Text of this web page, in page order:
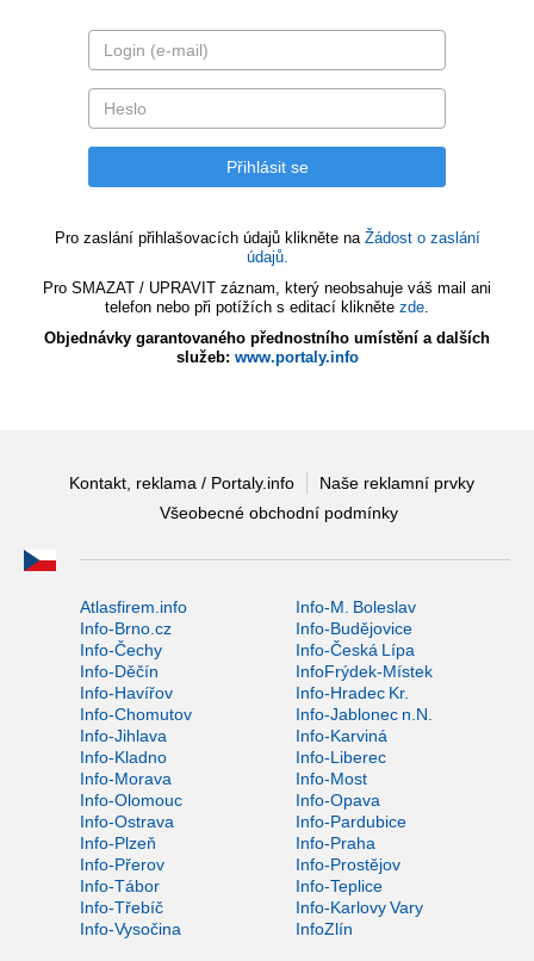
Pro zaslání přihlašovacích údajů klikněte na Žádost o zaslání
údajů.
Pro SMAZAT / UPRAVIT záznam, který neobsahuje váš mail ani
telefon nebo při potížích s editací klikněte zde.
Objednávky garantovaného přednostního umístění a dalších
služeb: www.portaly.info
Kontakt, reklama / Portaly.info
Naše reklamní prvky
Všeobecné obchodní podmínky
Atlasfirem.info
Info-M. Boleslav
Info-Brno.cz
Info-Budějovice
Info-Čechy
Info-Česká Lípa
Info-Děčín
InfoFrýdek-Místek
Info-Havířov
Info-Hradec Kr.
Info-Chomutov
Info-Jablonec n.N.
Info-Jihlava
Info-Karviná
Info-Kladno
Info-Liberec
Info-Morava
Info-Most
Info-Olomouc
Info-Opava
Info-Ostrava
Info-Pardubice
Info-Plzeň
Info-Praha
Info-Přerov
Info-Prostějov
Info-Tábor
Info-Teplice
Info-Třebíč
Info-Karlovy Vary
Info-Vysočina
InfoZlín